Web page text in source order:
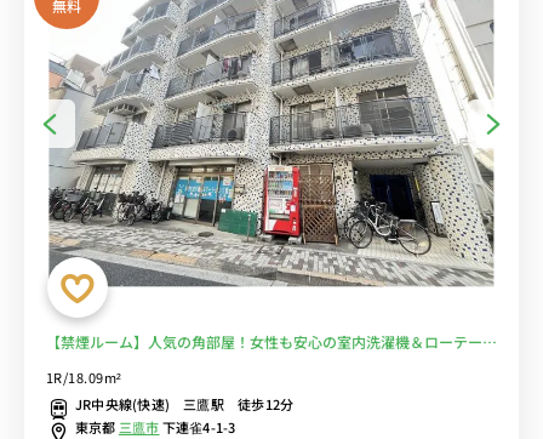
無料
【禁煙ルーム】人気の角部屋！女性も安心の室内洗濯機＆ローテーブ
でのんびり■選べるWi-Fi格安レンタル中！
1R/18.09m²
JR中央線(快速) 三鷹駅 徒歩12分
東京都三鷹市下連雀4-1-3